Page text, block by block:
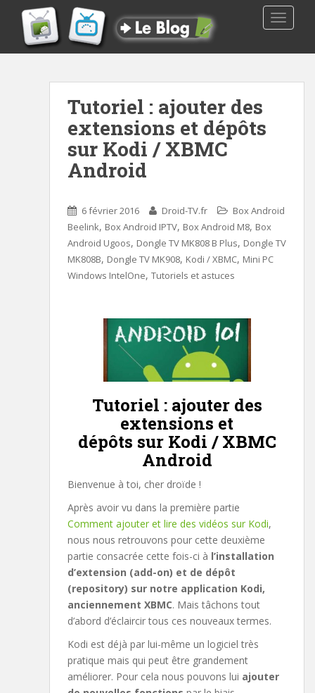
Tutoriel : ajouter des
extensions et dépôts
sur Kodi / XBMC
Android
6 février 2016 Droid-TV.fr
Box Android
Beelink, Box Android IPTV, Box Android M8, Box
Android Ugoos, Dongle TV MK808 B Plus, Dongle TV
MK808B, Dongle TV MK908, Kodi / XBMC, Mini PC
Windows IntelOne, Tutoriels et astuces
Tutoriel : ajouter des
extensions et
dépôts sur Kodi / XBMC
Android
Bienvenue à toi, cher droïde !
Après avoir vu dans la première partie
Comment ajouter et lire des vidéos sur Kodi,
nous nous retrouvons pour cette deuxième
partie consacrée cette fois-ci à l’installation
d’extension (add-on) et de dépôt
(repository) sur notre application Kodi,
anciennement XBMC. Mais tâchons tout
d’abord d’éclaircir tous ces nouveaux termes.
Kodi est déjà par lui-même un logiciel très
pratique mais qui peut être grandement
améliorer. Pour cela nous pouvons lui ajouter